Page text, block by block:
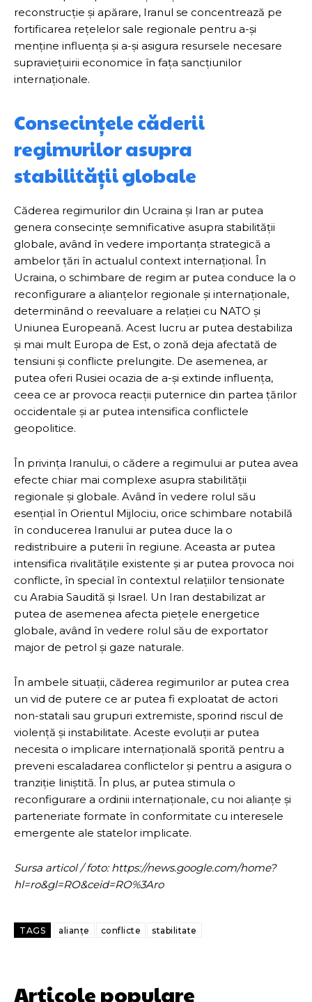
reconstrucție și apărare, Iranul se concentrează pe
fortificarea rețelelor sale regionale pentru a-și
menține influența și a-și asigura resursele necesare
supraviețuirii economice în fața sancțiunilor
internaționale.
Consecințele căderii
regimurilor asupra
stabilității globale
Căderea regimurilor din Ucraina și Iran ar putea
genera consecințe semnificative asupra stabilității
globale, având în vedere importanța strategică a
ambelor țări în actualul context internațional. În
Ucraina, o schimbare de regim ar putea conduce la o
reconfigurare a alianțelor regionale și internaționale,
determinând o reevaluare a relației cu NATO și
Uniunea Europeană. Acest lucru ar putea destabiliza
și mai mult Europa de Est, o zonă deja afectată de
tensiuni și conflicte prelungite. De asemenea, ar
putea oferi Rusiei ocazia de a-și extinde influența,
ceea ce ar provoca reacții puternice din partea țărilor
occidentale și ar putea intensifica conflictele
geopolitice.
În privința Iranului, o cădere a regimului ar putea avea
efecte chiar mai complexe asupra stabilității
regionale și globale. Având în vedere rolul său
esențial în Orientul Mijlociu, orice schimbare notabilă
în conducerea Iranului ar putea duce la o
redistribuire a puterii în regiune. Aceasta ar putea
intensifica rivalitățile existente și ar putea provoca noi
conflicte, în special în contextul relațiilor tensionate
cu Arabia Saudită și Israel. Un Iran destabilizat ar
putea de asemenea afecta piețele energetice
globale, având în vedere rolul său de exportator
major de petrol și gaze naturale.
În ambele situații, căderea regimurilor ar putea crea
un vid de putere ce ar putea fi exploatat de actori
non-statali sau grupuri extremiste, sporind riscul de
violență și instabilitate. Aceste evoluții ar putea
necesita o implicare internațională sporită pentru a
preveni escaladarea conflictelor și pentru a asigura o
tranziție liniștită. În plus, ar putea stimula o
reconfigurare a ordinii internaționale, cu noi alianțe și
parteneriate formate în conformitate cu interesele
emergente ale statelor implicate.
Sursa articol / foto: https://news.google.com/home?
hl=ro&gl=RO&ceid=RO%3Aro
TAGS alianțe conflicte stabilitate
Articole populare